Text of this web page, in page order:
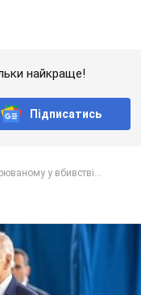
найкраще!
Підписатись
у вбивстві...